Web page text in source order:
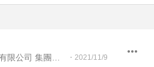
・ 2021/11/9